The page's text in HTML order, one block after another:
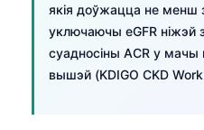
якія доўжацца не менш
уключаючы eGFR ніжэй
суадносіны ACR у мачы
вышэй (KDIGO CKD
Македонски јазик
Euskara
Gàidhlig